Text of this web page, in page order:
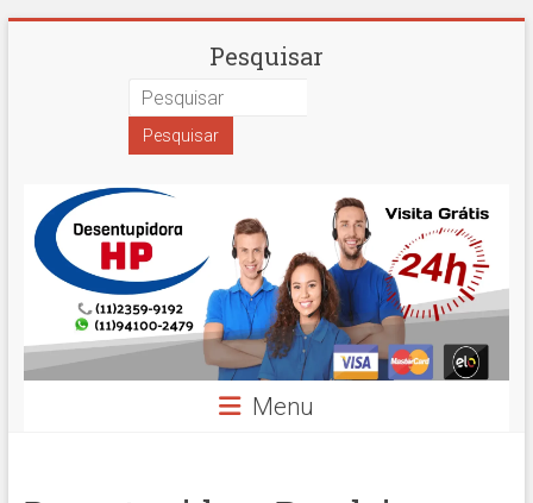
Desentupidora
Paulo
Hidro
Prime
Pesquisar
Menu